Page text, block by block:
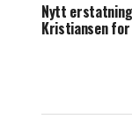
Nytt
Kristiansen